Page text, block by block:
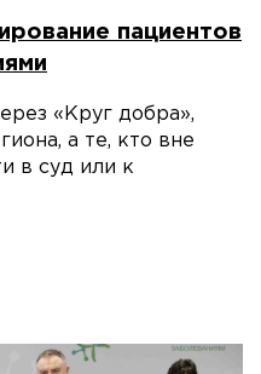
пациентов
«Круг добра»,
а те, кто вне
в суд или к